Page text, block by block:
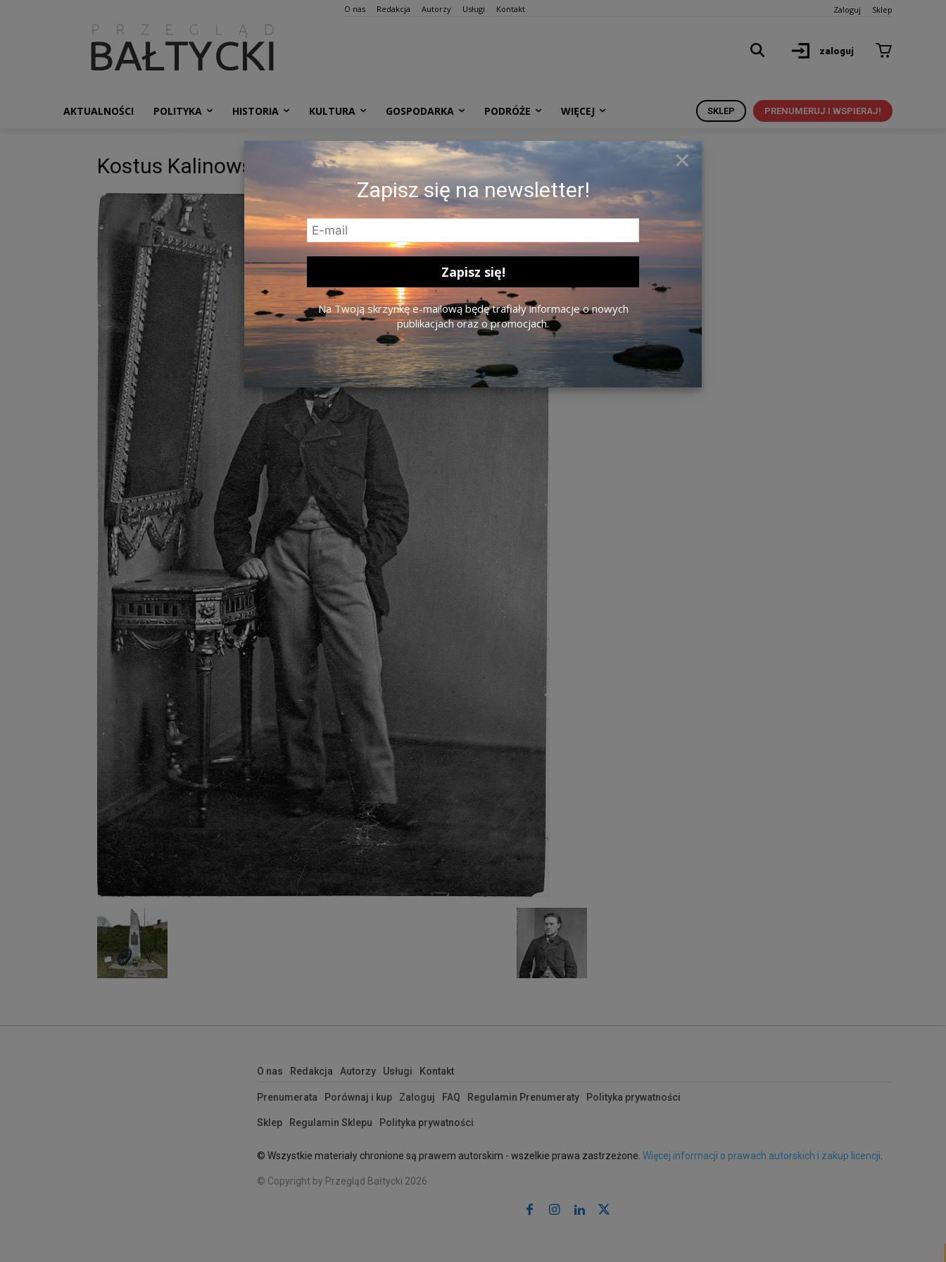
O nas Redakcja Autorzy Usługi Kontakt Zaloguj Sklep
zaloguj
AKTUALNOŚCI POLITYKA HISTORIA KULTURA GOSPODARKA PODRÓŻE WIĘCEJ PRENUMERUJ I WSPIERAJ!
SKLEP
Kostus Kalinowski 2
O nas Redakcja Autorzy Usługi Kontakt
Prenumerata Porównaj i kup Zaloguj FAQ Regulamin Prenumeraty Polityka prywatności
Sklep Regulamin Sklepu Polityka prywatności
© Wszystkie materiały chronione są prawem autorskim - wszelkie prawa zastrzeżone. Więcej informacji o prawach autorskich i zakup licencji
© Copyright by Przegląd Bałtycki 2026
×
Zapisz się na newsletter!
Na Twoją skrzynkę e-mailową będę trafiały informacje o nowych
publikacjach oraz o promocjach.